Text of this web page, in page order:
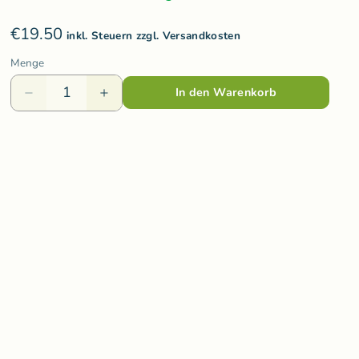
Varis Toys
Voggenreiter
Wooden Story
€19.50 inkl. Steuern zzgl. Versandkosten
Menge
In den Warenkorb